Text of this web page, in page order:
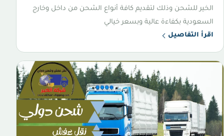
الخير للشحن وذلك لتقديم كافة أنواع الشحن من داخل وخارج
السعودية بكفاءة عالية وبسعر خيالي
اقرأ التفاصيل